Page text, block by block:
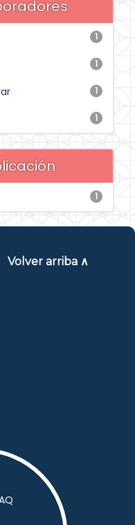
1
1
1
1
1
Volver arriba ∧